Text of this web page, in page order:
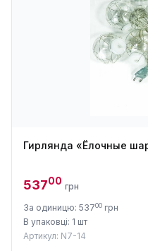
Гирлянда «Ёлочные
53700 грн
За одиницю: 53700 грн
В упаковці: 1 шт
Артикул: N7-14